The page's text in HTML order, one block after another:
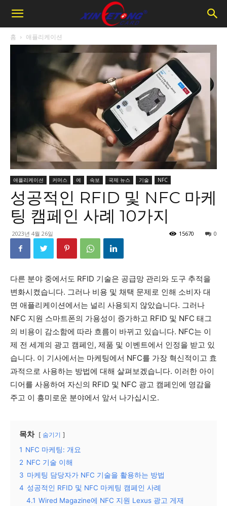
홈 애플리케이션
애플리케이션 커머스 예 속보 국제 뉴스 기술 NFC
성공적인 RFID 및 NFC 마케
팅 캠페인 사례 10가지
2023년 4월 26일 0
15670
다른 분야 중에서도 RFID 기술은 공급망 관리와 도구 추적을
변화시켰습니다. 그러나 비용 및 채택 문제로 인해 소비자 대
면 애플리케이션에서는 널리 사용되지 않았습니다. 그러나
NFC 지원 스마트폰의 가용성이 증가하고 RFID 및 NFC 태그
의 비용이 감소함에 따라 흐름이 바뀌고 있습니다. NFC는 이
제 전 세계의 광고 캠페인, 제품 및 이벤트에서 인정을 받고 있
습니다. 이 기사에서는 마케팅에서 NFC를 가장 혁신적이고 효
과적으로 사용하는 방법에 대해 살펴보겠습니다. 이러한 아이
디어를 사용하여 자신의 RFID 및 NFC 광고 캠페인에 영감을
주고 이 흥미로운 분야에서 앞서 나가십시오.
목차 숨기기
1 NFC 마케팅: 개요
2 NFC 기술 이해
3 마케팅 담당자가 NFC 기술을 활용하는 방법
4 성공적인 RFID 및 NFC 마케팅 캠페인 사례
4.1 Wired Magazine에 NFC 지원 Lexus 광고 게재